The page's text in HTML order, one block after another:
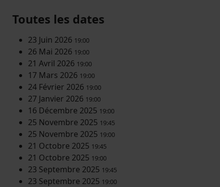
Toutes les dates
23 Juin 2026 19:00
26 Mai 2026 19:00
21 Avril 2026 19:00
17 Mars 2026 19:00
24 Février 2026 19:00
27 Janvier 2026 19:00
16 Décembre 2025 19:00
25 Novembre 2025 19:45
25 Novembre 2025 19:00
21 Octobre 2025 19:45
21 Octobre 2025 19:00
23 Septembre 2025 19:45
23 Septembre 2025 19:00